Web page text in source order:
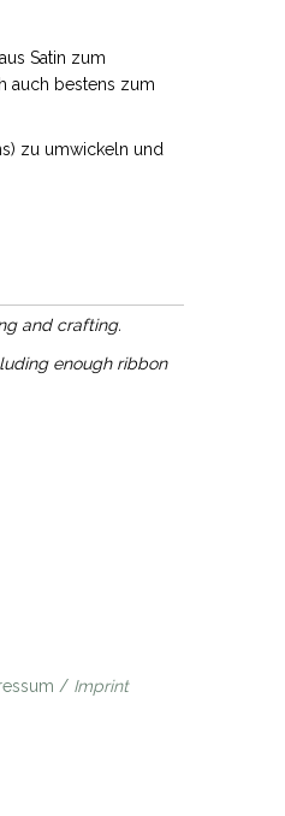
Satin zum
auch bestens zum
zu umwickeln und
and crafting.
enough ribbon
/ Imprint